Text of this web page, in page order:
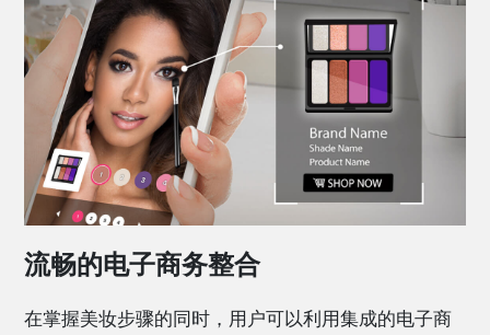
流畅的电子商务整合
在掌握美妆步骤的同时，用户可以利用集成的电子商